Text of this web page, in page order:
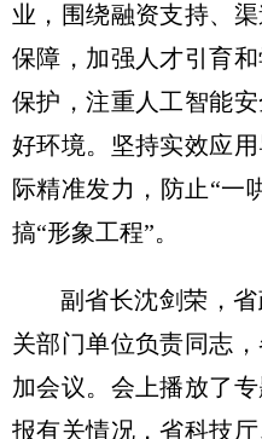
业，围绕融资支持、
保障，加强人才引育
保护，注重人工智能
好环境。坚持实效应
际精准发力，防止“一
搞“形象工程”。
副省长沈剑荣，
关部门单位负责同志
加会议。会上播放了
报有关情况，省科技